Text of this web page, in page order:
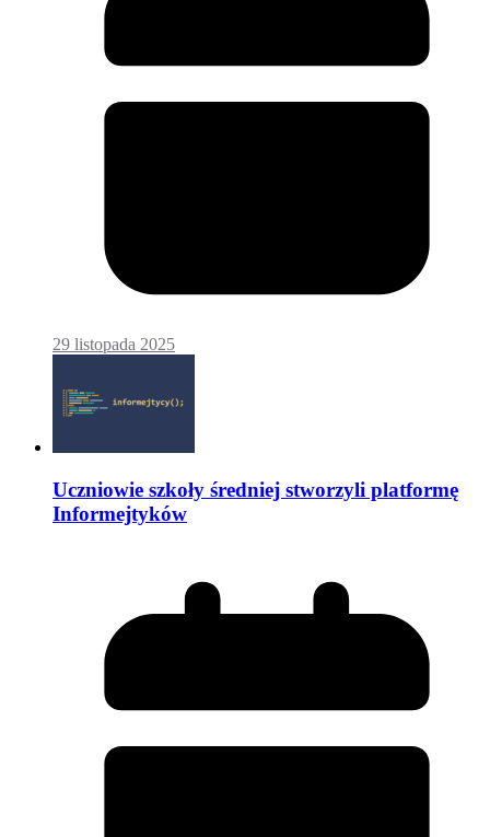
29 listopada 2025
Uczniowie szkoły średniej stworzyli platformę
Informejtyków